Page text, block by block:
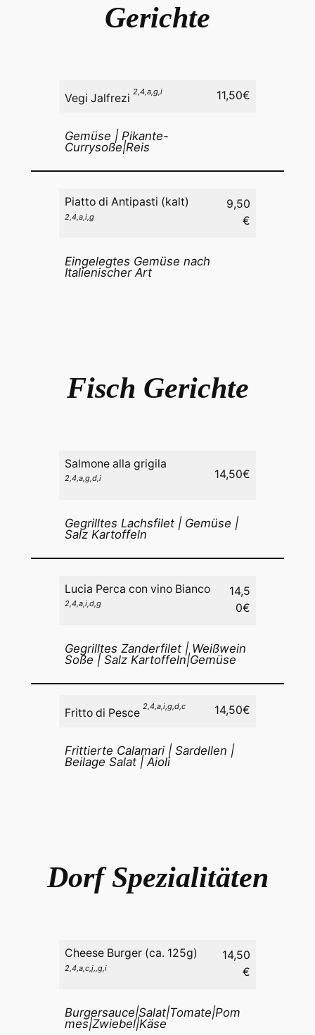
Gerichte
Vegi Jalfrezi
2,4,a,g,i 11,50€
Gemüse | Pikante-
Currysoße|Reis
Piatto di Antipasti (kalt)
2,4,a,i,g
9,50
€
Eingelegtes Gemüse nach
Italienischer Art
Fisch Gerichte
Salmone alla grigila
2,4,a,g,d,i 14,50€
Gegrilltes Lachsfilet | Gemüse |
Salz Kartoffeln
Lucia Perca con vino Bianco
2,4,a,i,d,g
14,5
0€
Gegrilltes Zanderfilet | Weißwein
Soße | Salz Kartoffeln|Gemüse
Fritto di Pesce
2,4,a,i,g,d,c 14,50€
Frittierte Calamari | Sardellen |
Beilage Salat | Aioli
Dorf Spezialitäten
Cheese Burger (ca. 125g)
2,4,a,c,j,,g,i
14,50
€
Burgersauce|Salat|Tomate|Pom
mes|Zwiebel|Käse